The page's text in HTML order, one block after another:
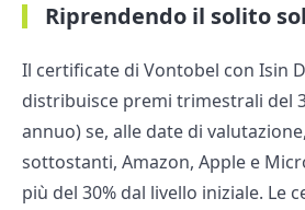
Riprendendo il solito
Il certificate di Vontobel con Isin
distribuisce premi trimestrali del
annuo) se, alle date di
sottostanti, Amazon, Apple e
più del 30% dal livello iniziale. Le